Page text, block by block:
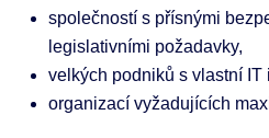
společností s přísnými
legislativními požadavky,
velkých podniků s vlastní IT
organizací vyžadujících